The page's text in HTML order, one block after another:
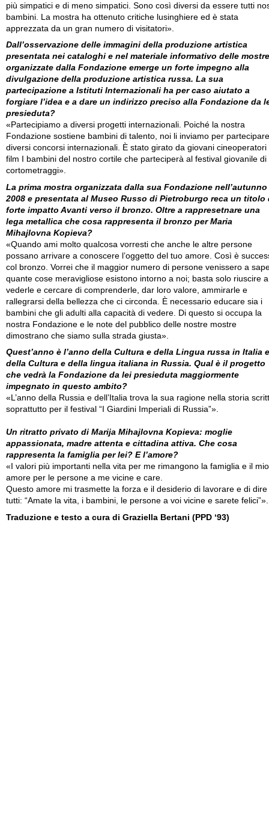
più simpatici e di meno simpatici. Sono così diversi da essere tutti
bambini. La mostra ha ottenuto critiche lusinghiere ed è stata
apprezzata da un gran numero di visitatori».
Dall’osservazione delle immagini della produzione artistica
presentata nei cataloghi e nel materiale informativo delle mostre
organizzate dalla Fondazione emerge un forte impegno alla
divulgazione della produzione artistica russa. La sua
partecipazione a Istituti Internazionali ha per caso aiutato a
forgiare l’idea e a dare un indirizzo preciso alla Fondazione da
presieduta?
«Partecipiamo a diversi progetti internazionali. Poiché la nostra
Fondazione sostiene bambini di talento, noi li inviamo per
diversi concorsi internazionali. È stato girato da giovani cineoperatori
film I bambini del nostro cortile che parteciperà al festival giovanile di
cortometraggi».
La prima mostra organizzata dalla sua Fondazione nell’autunno
2008 e presentata al Museo Russo di Pietroburgo reca un titolo
forte impatto Avanti verso il bronzo. Oltre a rappresetnare una
lega metallica che cosa rappresenta il bronzo per Maria
Mihajlovna Kopieva?
«Quando ami molto qualcosa vorresti che anche le altre persone
possano arrivare a conoscere l’oggetto del tuo amore. Così è
col bronzo. Vorrei che il maggior numero di persone venissero a
quante cose meravigliose esistono intorno a noi; basta solo riuscire a
vederle e cercare di comprenderle, dar loro valore, ammirarle e
rallegrarsi della bellezza che ci circonda. È necessario educare sia i
bambini che gli adulti alla capacità di vedere. Di questo si occupa la
nostra Fondazione e le note del pubblico delle nostre mostre
dimostrano che siamo sulla strada giusta».
Quest’anno è l’anno della Cultura e della Lingua russa in Italia e
della Cultura e della lingua italiana in Russia. Qual è il progetto
che vedrà la Fondazione da lei presieduta maggiormente
impegnato in questo ambito?
«L’anno della Russia e dell’Italia trova la sua ragione nella storia
soprattutto per il festival “I Giardini Imperiali di Russia”».
Un ritratto privato di Marija Mihajlovna Kopieva: moglie
appassionata, madre attenta e cittadina attiva. Che cosa
rappresenta la famiglia per lei? E l’amore?
«I valori più importanti nella vita per me rimangono la famiglia e il mio
amore per le persone a me vicine e care.
Questo amore mi trasmette la forza e il desiderio di lavorare e di dire
tutti: “Amate la vita, i bambini, le persone a voi vicine e sarete felici”».
Traduzione e testo a cura di Graziella Bertani (PPD ‘93)